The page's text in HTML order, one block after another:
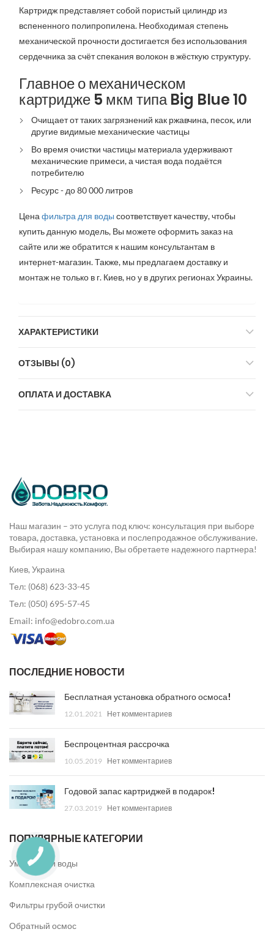
Картридж представляет собой пористый цилиндр из
вспененного полипропилена. Необходимая степень
механической прочности достигается без использования
сердечника за счёт спекания волокон в жёсткую структуру.
Главное о механическом
картридже 5 мкм типа Big Blue 10
Очищает от таких загрязнений как ржавчина, песок, или
другие видимые механические частицы
Во время очистки частицы материала удерживают
механические примеси, а чистая вода подаётся
потребителю
Ресурс - до 80 000 литров
Цена фильтра для воды соответствует качеству, чтобы
купить данную модель, Вы можете оформить заказ на
сайте или же обратится к нашим консультантам в
интернет-магазин. Также, мы предлагаем доставку и
монтаж не только в г. Киев, но у в других регионах Украины.
ХАРАКТЕРИСТИКИ
ОТЗЫВЫ (0)
ОПЛАТА И ДОСТАВКА
Наш магазин – это услуга под ключ: консультация при выборе
товара, доставка, установка и послепродажное обслуживание.
Выбирая нашу компанию, Вы обретаете надежного партнера!
Киев, Украина
Тел: (068) 623-33-45
Тел: (050) 695-57-45
Email: info@edobro.com.ua
ПОСЛЕДНИЕ НОВОСТИ
Бесплатная установка обратного осмоса!
12.01.2021 Нет комментариев
Беспроцентная рассрочка
10.05.2019 Нет комментариев
Годовой запас картриджей в подарок!
27.03.2019 Нет комментариев
ПОПУЛЯРНЫЕ КАТЕГОРИИ
Умягчители воды
Комплексная очистка
Фильтры грубой очистки
Обратный осмос